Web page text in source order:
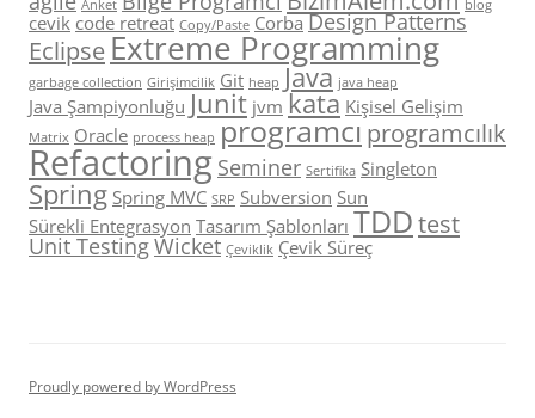
Anket blog
cevik code retreat Copy/Paste Corba Design Patterns
Eclipse Extreme Programming
garbage collection Girişimcilik Git heap Java java heap
Java Şampiyonluğu Junit jvm kata Kişisel Gelişim
Matrix Oracle process heap programcı programcılık
Refactoring Seminer Sertifika Singleton
Spring Spring MVC SRP Subversion Sun
Sürekli Entegrasyon Tasarım Şablonları TDDtest
Unit TestingWicket Çeviklik Çevik Süreç
Proudly powered by WordPress